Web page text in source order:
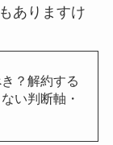
ありますけ
？解約する
い判断軸・